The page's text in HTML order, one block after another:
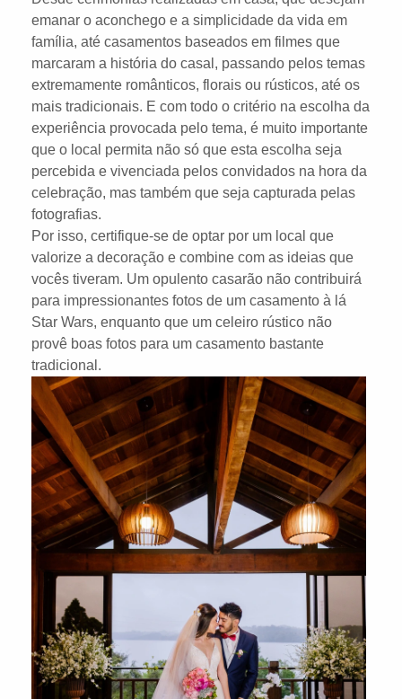
emanar o aconchego e a simplicidade da vida em
família, até casamentos baseados em filmes que
marcaram a história do casal, passando pelos temas
extremamente românticos, florais ou rústicos, até os
mais tradicionais. E com todo o critério na escolha da
experiência provocada pelo tema, é muito importante
que o local permita não só que esta escolha seja
percebida e vivenciada pelos convidados na hora da
celebração, mas também que seja capturada pelas
fotografias.
Por isso, certifique-se de optar por um local que
valorize a decoração e combine com as ideias que
vocês tiveram. Um opulento casarão não contribuirá
para impressionantes fotos de um casamento à lá
Star Wars, enquanto que um celeiro rústico não
provê boas fotos para um casamento bastante
tradicional.